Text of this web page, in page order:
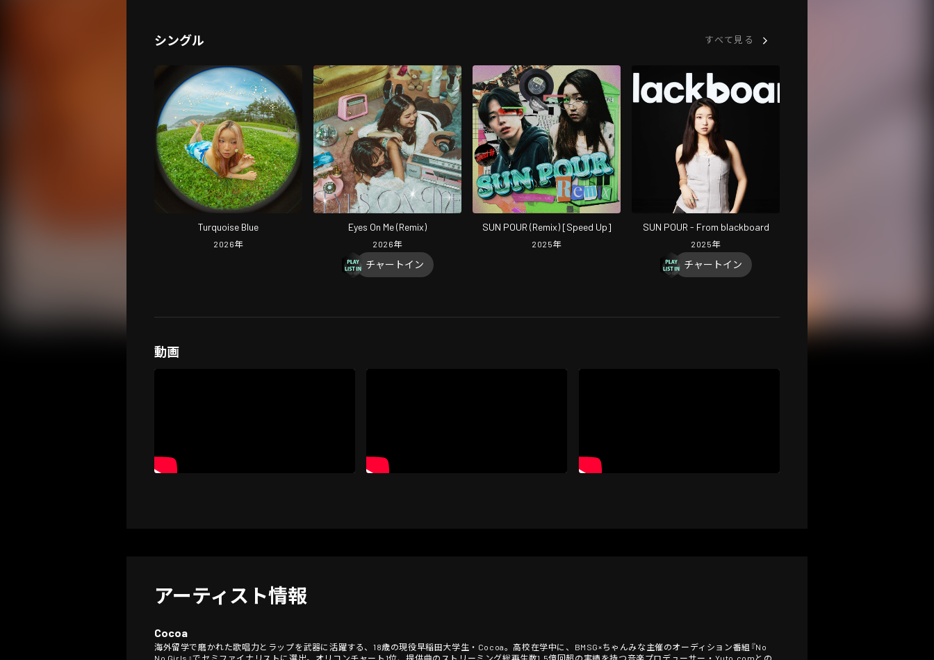
シングル すべて見る
Turquoise Blue
2026年
Eyes On Me (Remix)
2026年
チャートイン
SUN POUR (Remix) [Speed Up]
2025年
SUN POUR - From blackboard
2025年
チャートイン
動画
アーティスト情報
Cocoa
海外留学で磨かれた歌唱力とラップを武器に活躍する、18歳の現役早稲田大学生・Cocoa。高校在学中に、BMSG×ちゃんみな主催のオーディション番組『No
No Girls』でセミファイナリストに選出。オリコンチャート1位、提供曲のストリーミング総再生数1.5億回超の実績を持つ音楽プロデューサー・Yuto.comとの